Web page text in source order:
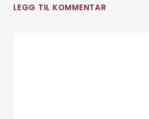
LEGG TIL KOMMENTAR